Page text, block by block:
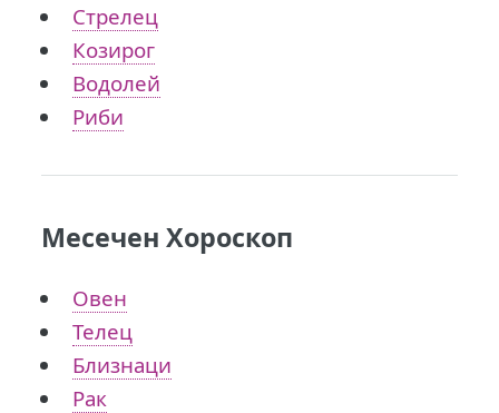
Стрелец
Козирог
Водолей
Риби
Месечен Хороскоп
Овен
Телец
Близнаци
Рак